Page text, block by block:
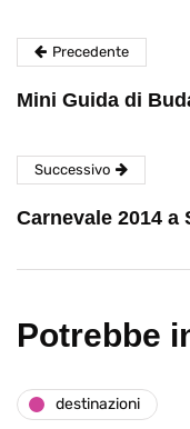
Precedente
Mini Guida di
Successivo
Carnevale 2014 a
Potrebbe
destinazioni